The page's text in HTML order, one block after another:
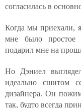
согласилась в
Когда мы приехали,
мне было простое
подарил мне на
Но Дэниел
идеально сшитом
дизайнера. Он
так, будто всегда